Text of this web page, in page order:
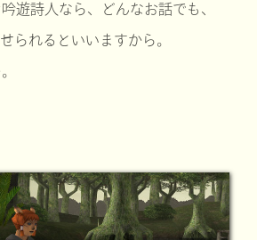
遊詩人なら、どんなお話でも、
られるといいますから。